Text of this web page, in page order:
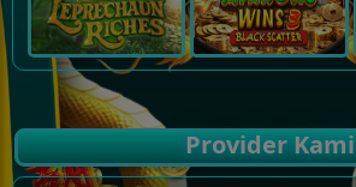
Provider Kami